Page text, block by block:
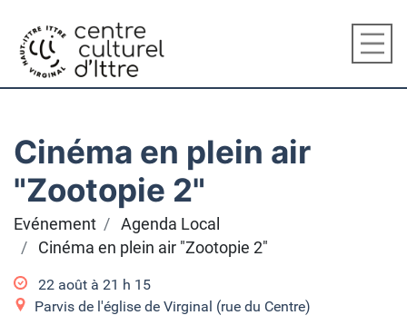
Cinéma en plein air
"Zootopie 2"
Evénement
Agenda Local
Cinéma en plein air "Zootopie 2"
22 août à 21 h 15
Parvis de l'église de Virginal (rue du Centre)